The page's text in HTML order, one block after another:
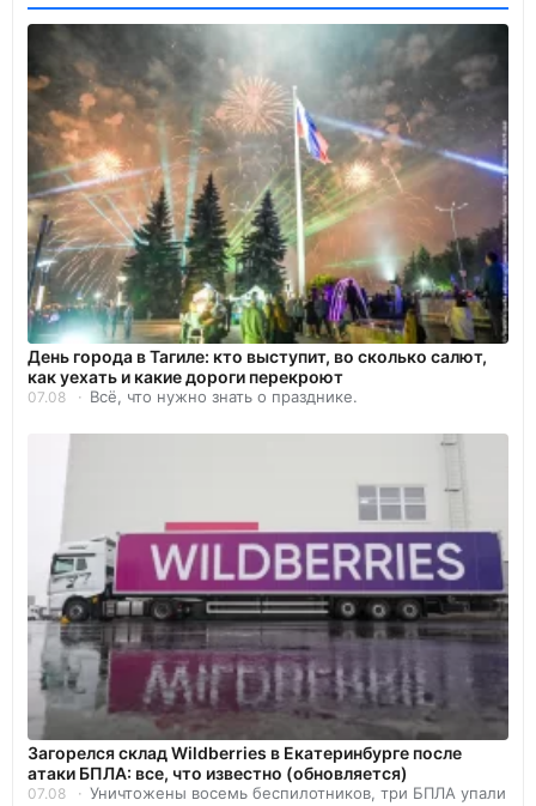
День города в Тагиле: кто выступит, во сколько салют,
как уехать и какие дороги перекроют
07.08 Всё, что нужно знать о празднике.
Загорелся склад Wildberries в Екатеринбурге после
атаки БПЛА: все, что известно (обновляется)
07.08
Уничтожены восемь беспилотников, три БПЛА упали